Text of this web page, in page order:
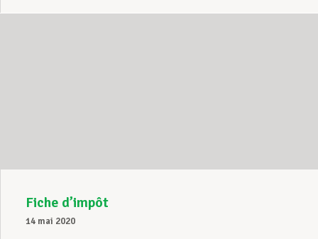
Fiche d’impôt
14 mai 2020